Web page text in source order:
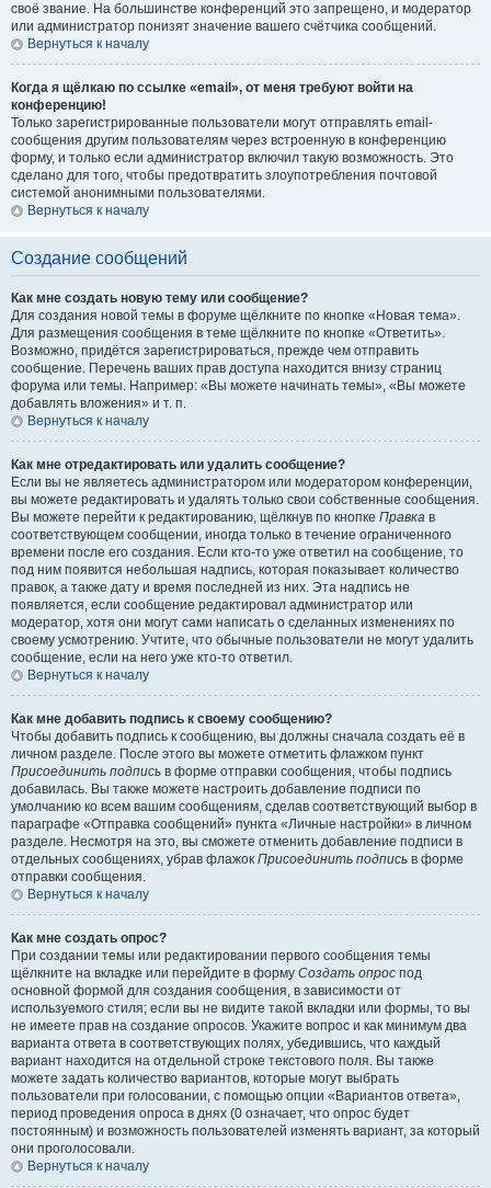
своё звание. На большинстве конференций это запрещено, и модератор
или администратор понизят значение вашего счётчика сообщений.
Вернуться к началу
Когда я щёлкаю по ссылке «email», от меня требуют войти на
конференцию!
Только зарегистрированные пользователи могут отправлять email-
сообщения другим пользователям через встроенную в конференцию
форму, и только если администратор включил такую возможность. Это
сделано для того, чтобы предотвратить злоупотребления почтовой
системой анонимными пользователями.
Вернуться к началу
Создание сообщений
Как мне создать новую тему или сообщение?
Для создания новой темы в форуме щёлкните по кнопке «Новая тема».
Для размещения сообщения в теме щёлкните по кнопке «Ответить».
Возможно, придётся зарегистрироваться, прежде чем отправить
сообщение. Перечень ваших прав доступа находится внизу страниц
форума или темы. Например: «Вы можете начинать темы», «Вы можете
добавлять вложения» и т. п.
Вернуться к началу
Как мне отредактировать или удалить сообщение?
Если вы не являетесь администратором или модератором конференции,
вы можете редактировать и удалять только свои собственные сообщения.
Вы можете перейти к редактированию, щёлкнув по кнопке Правка в
соответствующем сообщении, иногда только в течение ограниченного
времени после его создания. Если кто-то уже ответил на сообщение, то
под ним появится небольшая надпись, которая показывает количество
правок, а также дату и время последней из них. Эта надпись не
появляется, если сообщение редактировал администратор или
модератор, хотя они могут сами написать о сделанных изменениях по
своему усмотрению. Учтите, что обычные пользователи не могут удалить
сообщение, если на него уже кто-то ответил.
Вернуться к началу
Как мне добавить подпись к своему сообщению?
Чтобы добавить подпись к сообщению, вы должны сначала создать её в
личном разделе. После этого вы можете отметить флажком пункт
Присоединить подпись в форме отправки сообщения, чтобы подпись
добавилась. Вы также можете настроить добавление подписи по
умолчанию ко всем вашим сообщениям, сделав соответствующий выбор в
параграфе «Отправка сообщений» пункта «Личные настройки» в личном
разделе. Несмотря на это, вы сможете отменить добавление подписи в
отдельных сообщениях, убрав флажок Присоединить подпись в форме
отправки сообщения.
Вернуться к началу
Как мне создать опрос?
При создании темы или редактировании первого сообщения темы
щёлкните на вкладке или перейдите в форму Создать опрос под
основной формой для создания сообщения, в зависимости от
используемого стиля; если вы не видите такой вкладки или формы, то вы
не имеете прав на создание опросов. Укажите вопрос и как минимум два
варианта ответа в соответствующих полях, убедившись, что каждый
вариант находится на отдельной строке текстового поля. Вы также
можете задать количество вариантов, которые могут выбрать
пользователи при голосовании, с помощью опции «Вариантов ответа»,
период проведения опроса в днях (0 означает, что опрос будет
постоянным) и возможность пользователей изменять вариант, за который
они проголосовали.
Вернуться к началу